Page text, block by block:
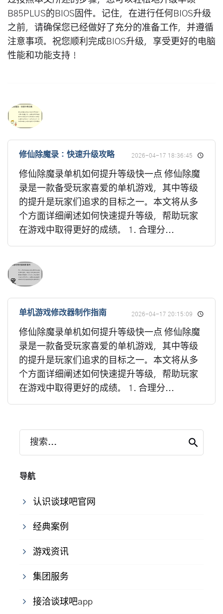
B85PLUS的BIOS固件。记住，在进行任何BIOS升级
之前，请确保您已经做好了充分的准备工作，并遵循
注意事项。祝您顺利完成BIOS升级，享受更好的电脑
性能和功能支持！
修仙除魔录：快速升级攻略 2026-04-17 18:36:45
修仙除魔录单机如何提升等级快一点 修仙除魔
录是一款备受玩家喜爱的单机游戏，其中等级
的提升是玩家们追求的目标之一。本文将从多
个方面详细阐述如何快速提升等级，帮助玩家
在游戏中取得更好的成绩。 1. 合理分...
单机游戏修改器制作指南 2026-04-17 20:15:09
修仙除魔录单机如何提升等级快一点 修仙除魔
录是一款备受玩家喜爱的单机游戏，其中等级
的提升是玩家们追求的目标之一。本文将从多
个方面详细阐述如何快速提升等级，帮助玩家
在游戏中取得更好的成绩。 1. 合理分...
搜索...
导航
认识谈球吧官网
经典案例
游戏资讯
集团服务
接洽谈球吧app